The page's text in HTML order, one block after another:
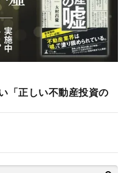
「正しい不動産投資の